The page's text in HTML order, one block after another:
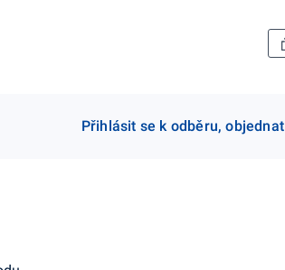
Přihlásit se k odběru, objednat